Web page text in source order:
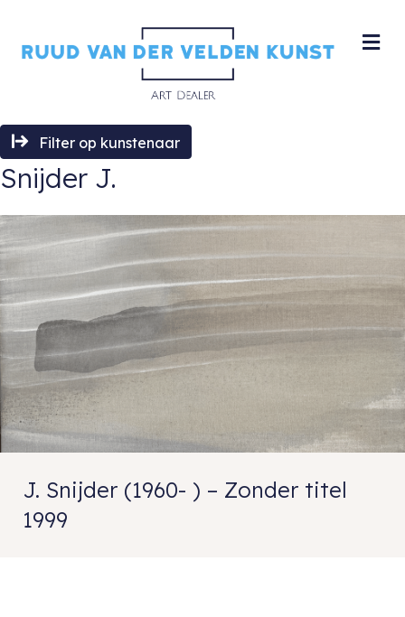
Filter op kunstenaar
Snijder J.
J. Snijder (1960- ) – Zonder titel
1999